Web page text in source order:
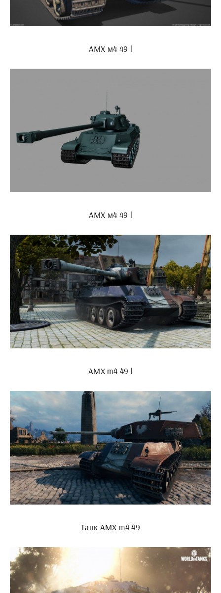
АМХ м4 49 l
АМХ м4 49 l
AMX m4 49 l
Танк AMX m4 49